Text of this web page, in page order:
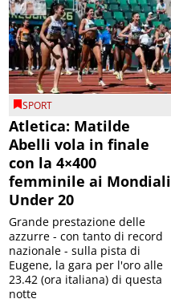
SPORT
Atletica: Matilde
Abelli vola in finale
con la 4×400
femminile ai Mondiali
Under 20
Grande prestazione delle
azzurre - con tanto di record
nazionale - sulla pista di
Eugene, la gara per l'oro alle
23.42 (ora italiana) di questa
notte